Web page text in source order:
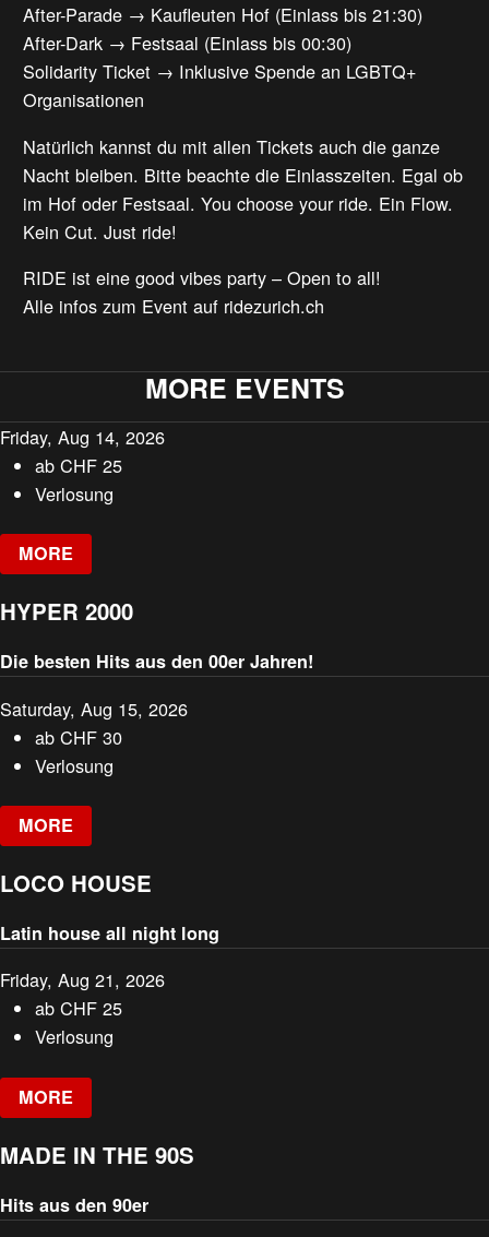
After-Parade → Kaufleuten Hof (Einlass bis 21:30)
After-Dark → Festsaal (Einlass bis 00:30)
Solidarity Ticket → Inklusive Spende an LGBTQ+
Organisationen
Natürlich kannst du mit allen Tickets auch die ganze
Nacht bleiben. Bitte beachte die Einlasszeiten. Egal ob
im Hof oder Festsaal. You choose your ride. Ein Flow.
Kein Cut. Just ride!
RIDE ist eine good vibes party – Open to all!
Alle infos zum Event auf ridezurich.ch
MORE EVENTS
Friday, Aug 14, 2026
abCHF 25
Verlosung
MORE
HYPER 2000
Die besten Hits aus den 00er Jahren!
Saturday, Aug 15, 2026
abCHF 30
Verlosung
MORE
LOCO HOUSE
Latin house all night long
Friday, Aug 21, 2026
abCHF 25
Verlosung
MORE
MADE IN THE 90S
Hits aus den 90er